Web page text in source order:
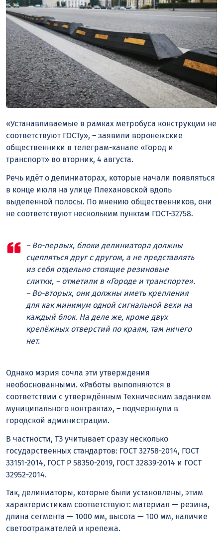
«Устанавливаемые в рамках метробуса конструкции не
соответствуют ГОСТу», – заявили воронежские
общественники в телеграм-канале «Город и
транспорт» во вторник, 4 августа.
Речь идёт о делиниаторах, которые начали появляться
в конце июля на улице Плехановской вдоль
выделенной полосы. По мнению общественников, они
не соответствуют нескольким пунктам ГОСТ-32758.
– Во-первых, блоки делиниатора должны
сцепляться друг с другом, а не представлять
из себя отдельно стоящие резиновые
слитки, – отметили в «Городе и транспорте».
– Во-вторых, они должны иметь крепления
для как минимум одной сигнальной вехи на
каждый блок. На деле же, кроме двух
крепёжных отверстий по краям, там ничего
нет.
Однако мэрия сочла эти утверждения
необоснованными. «Работы выполняются в
соответствии с утверждённым Техническим заданием
муниципального контракта», – подчеркнули в
городской администрации.
В частности, ТЗ учитывает сразу несколько
государственных стандартов: ГОСТ 32758-2014, ГОСТ
33151-2014, ГОСТ Р 58350-2019, ГОСТ 32839-2014 и ГОСТ
32952-2014.
Так, делиниаторы, которые были установлены, этим
характеристикам соответствуют: материал — резина,
длина сегмента — 1000 мм, высота — 100 мм, наличие
светоотражателей и крепежа.